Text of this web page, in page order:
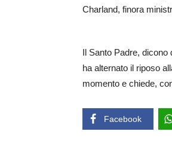
Charland, finora
Il Santo Padre, dicono
ha alternato il riposo
momento e chiede,
Facebook